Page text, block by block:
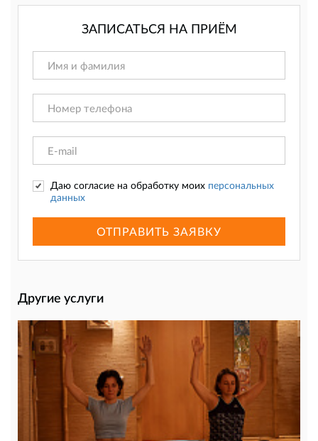
ЗАПИСАТЬСЯ НА ПРИЁМ
Даю согласие на обработку моих персональных
данных
ОТПРАВИТЬ ЗАЯВКУ
Другие услуги